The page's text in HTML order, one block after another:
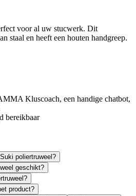
voor al uw stucwerk. Dit
staal en heeft een houten handgreep.
Kluscoach, een handige chatbot,
bereikbaar
poliertruweel?
geschikt?
product?